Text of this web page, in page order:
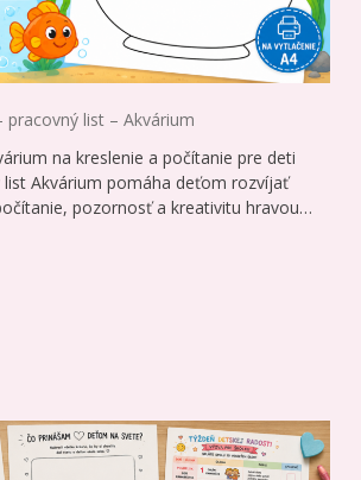
pracovný list – Akvárium
na kreslenie a počítanie pre deti
list Akvárium pomáha deťom rozvíjať
pozornosť a kreativitu hravou…